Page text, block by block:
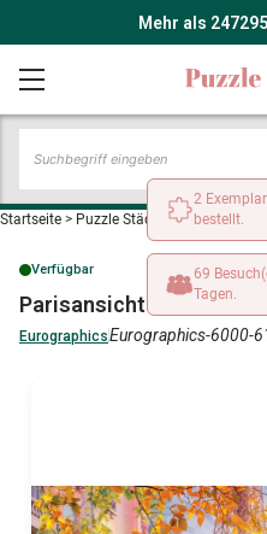
Mehr als
Startseite > Puzzle Städte und Dörfer >
Verfügbar
Parisansicht
EurographicsEurographics-6000-
2
bestellt.
69
Tagen.